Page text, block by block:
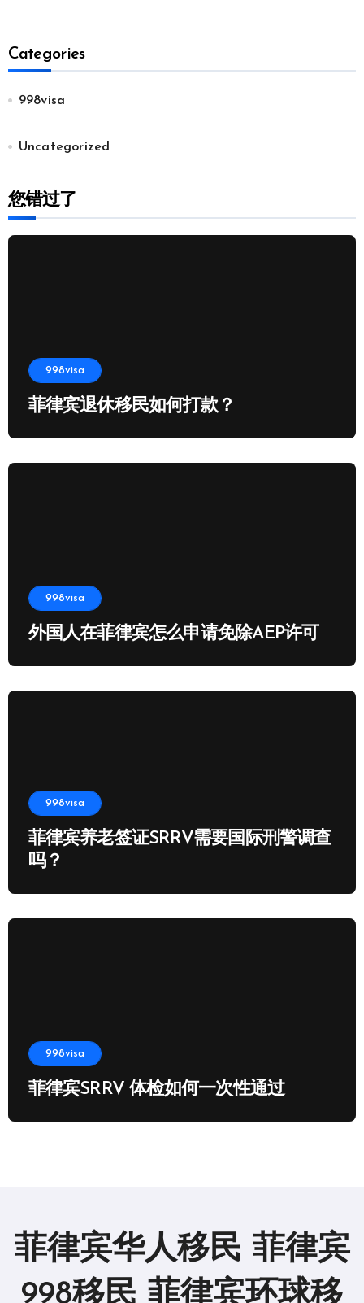
Categories
998visa
Uncategorized
您错过了
998visa
菲律宾退休移民如何打款？
998visa
外国人在菲律宾怎么申请免除AEP许可
998visa
菲律宾养老签证SRRV需要国际刑警调查
吗？
998visa
菲律宾SRRV 体检如何一次性通过
菲律宾华人移民 菲律宾
998移民 菲律宾环球移